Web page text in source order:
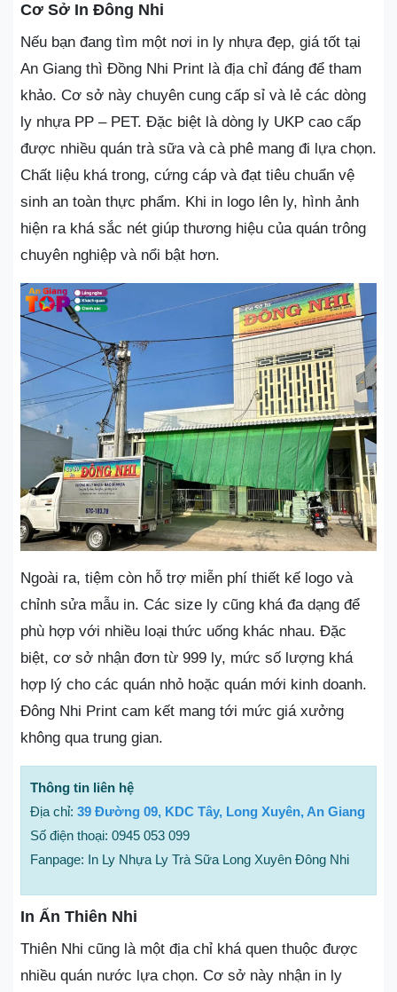
Cơ Sở In Đông Nhi
Nếu bạn đang tìm một nơi in ly nhựa đẹp, giá tốt tại
An Giang thì Đồng Nhi Print là địa chỉ đáng để tham
khảo. Cơ sở này chuyên cung cấp sỉ và lẻ các dòng
ly nhựa PP – PET. Đặc biệt là dòng ly UKP cao cấp
được nhiều quán trà sữa và cà phê mang đi lựa chọn.
Chất liệu khá trong, cứng cáp và đạt tiêu chuẩn vệ
sinh an toàn thực phẩm. Khi in logo lên ly, hình ảnh
hiện ra khá sắc nét giúp thương hiệu của quán trông
chuyên nghiệp và nổi bật hơn.
Ngoài ra, tiệm còn hỗ trợ miễn phí thiết kế logo và
chỉnh sửa mẫu in. Các size ly cũng khá đa dạng để
phù hợp với nhiều loại thức uống khác nhau. Đặc
biệt, cơ sở nhận đơn từ 999 ly, mức số lượng khá
hợp lý cho các quán nhỏ hoặc quán mới kinh doanh.
Đông Nhi Print cam kết mang tới mức giá xưởng
không qua trung gian.
Thông tin liên hệ
Địa chỉ: 39 Đường 09, KDC Tây, Long Xuyên, An Giang
Số điện thoại: 0945 053 099
Fanpage: In Ly Nhựa Ly Trà Sữa Long Xuyên Đông Nhi
In Ấn Thiên Nhi
Thiên Nhi cũng là một địa chỉ khá quen thuộc được
nhiều quán nước lựa chọn. Cơ sở này nhận in ly